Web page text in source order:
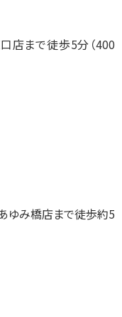
店まで徒歩5分（400
ゆみ橋店まで徒歩約5